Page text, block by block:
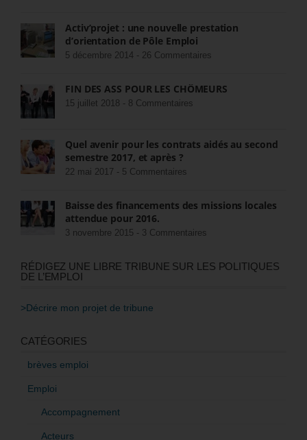
Activ’projet : une nouvelle prestation
d’orientation de Pôle Emploi
5 décembre 2014 - 26 Commentaires
FIN DES ASS POUR LES CHÔMEURS
15 juillet 2018 - 8 Commentaires
Quel avenir pour les contrats aidés au second
semestre 2017, et après ?
22 mai 2017 - 5 Commentaires
Baisse des financements des missions locales
attendue pour 2016.
3 novembre 2015 - 3 Commentaires
RÉDIGEZ UNE LIBRE TRIBUNE SUR LES POLITIQUES
DE L’EMPLOI
>Décrire mon projet de tribune
CATÉGORIES
brèves emploi
Emploi
Accompagnement
Acteurs